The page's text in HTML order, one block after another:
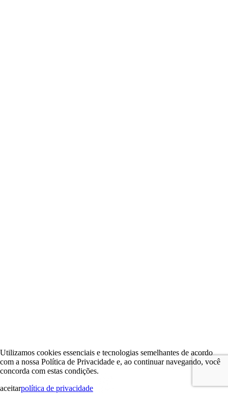
Utilizamos cookies essenciais e tecnologias semelhantes de acordo
com a nossa Política de Privacidade e, ao continuar navegando, você
concorda com estas condições.
aceitarpolítica de privacidade